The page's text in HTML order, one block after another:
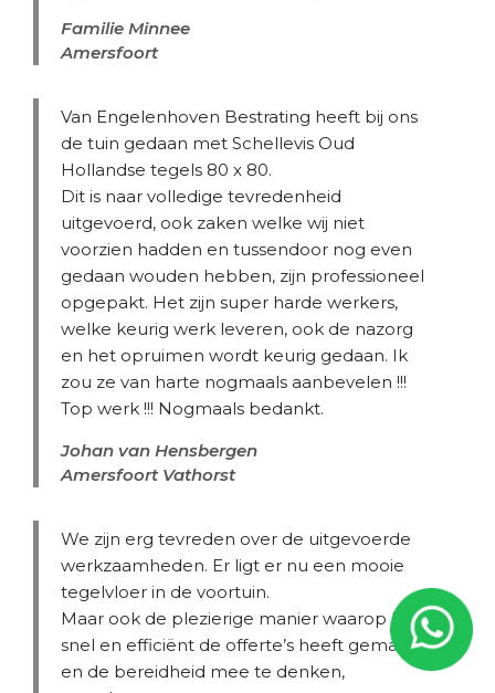
Familie Minnee
Amersfoort
Van Engelenhoven Bestrating heeft bij ons
de tuin gedaan met Schellevis Oud
Hollandse tegels 80 x 80.
Dit is naar volledige tevredenheid
uitgevoerd, ook zaken welke wij niet
voorzien hadden en tussendoor nog even
gedaan wouden hebben, zijn professioneel
opgepakt. Het zijn super harde werkers,
welke keurig werk leveren, ook de nazorg
en het opruimen wordt keurig gedaan. Ik
zou ze van harte nogmaals aanbevelen !!!
Top werk !!! Nogmaals bedankt.
Johan van Hensbergen
Amersfoort Vathorst
We zijn erg tevreden over de uitgevoerde
werkzaamheden. Er ligt er nu een mooie
tegelvloer in de voortuin.
Maar ook de plezierige manier waarop Elise
snel en efficiënt de offerte’s heeft gemaakt
en de bereidheid mee te denken,